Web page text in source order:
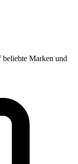
beliebte Marken und